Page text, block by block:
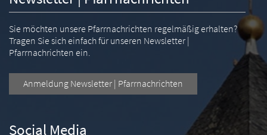
Sie möchten unsere Pfarrnachrichten regelmäßig erhalten?
Tragen Sie sich einfach für unseren Newsletter |
Pfarrnachrichten ein.
Anmeldung Newsletter | Pfarrnachrichten
Social Media